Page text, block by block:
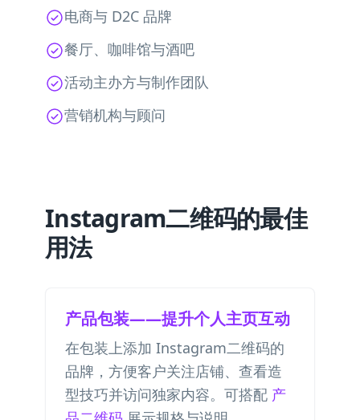
电商与 D2C 品牌
餐厅、咖啡馆与酒吧
活动主办方与制作团队
营销机构与顾问
Instagram二维码的最佳
用法
产品包装——提升个人主页互动
在包装上添加 Instagram二维码的
品牌，方便客户关注店铺、查看造
型技巧并访问独家内容。可搭配 产